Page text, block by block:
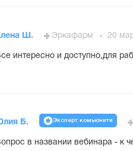
Ш. Эркафарм 20
интересно и доступно,для
Б. Эксперт комьюнити
в названии вебинара - к